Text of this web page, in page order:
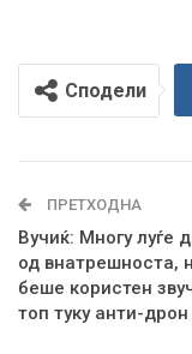
Сподели
ПРЕТХОДНА
Вучиќ: Многу луѓе
од внатрешноста,
беше користен
топ туку анти-